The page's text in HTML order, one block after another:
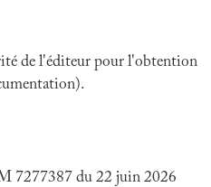
de l'éditeur pour l'obtention
7277387 du 22 juin 2026